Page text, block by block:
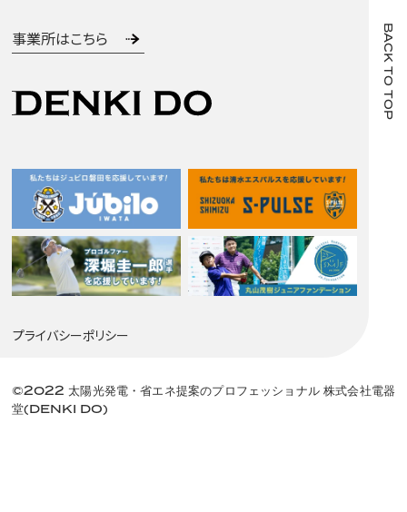
事業所はこちら BACK TO TOP
©2022 太陽光発電・省エネ提案のプロフェッショナル 株式会社電器
堂(DENKI DO)
プライバシーポリシー